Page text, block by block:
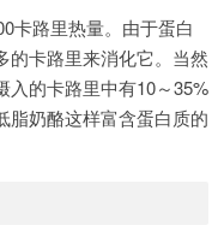
卡路里热量。由于蛋白
的卡路里来消化它。当然
入的卡路里中有10～35%
脂奶酪这样富含蛋白质的